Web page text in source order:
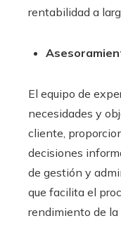
rentabilidad a
El equipo de
necesidades y
cliente,
decisiones
de gestión y
que facilita el
rendimiento de la